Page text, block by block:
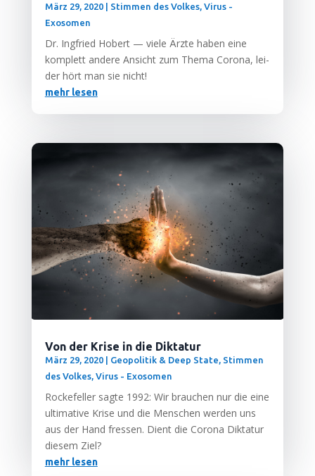
März 29, 2020| Stimmen des Volkes, Virus -
Exosomen
Dr. Ing­fried Hobert — vie­le Ärz­te haben eine
kom­plett ande­re Ansicht zum The­ma Coro­na, lei­
der hört man sie nicht!
mehr lesen
Von der Krise in die Diktatur
März 29, 2020| Geopolitik & Deep State, Stimmen
des Volkes, Virus - Exosomen
Rocke­fel­ler sag­te 1992: Wir brau­chen nur die eine
ulti­ma­ti­ve Kri­se und die Men­schen wer­den uns
aus der Hand fres­sen. Dient die Coro­na Dik­ta­tur
die­sem Ziel?
mehr lesen